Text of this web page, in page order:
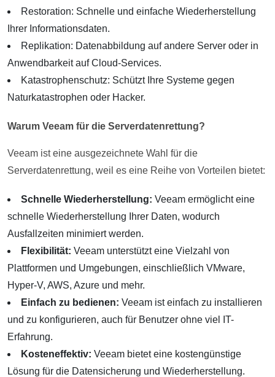
Restoration: Schnelle und einfache Wiederherstellung
Ihrer Informationsdaten.
Replikation: Datenabbildung auf andere Server oder in
Anwendbarkeit auf Cloud-Services.
Katastrophenschutz: Schützt Ihre Systeme gegen
Naturkatastrophen oder Hacker.
Warum Veeam für die Serverdatenrettung?
Veeam ist eine ausgezeichnete Wahl für die
Serverdatenrettung, weil es eine Reihe von Vorteilen bietet:
Schnelle Wiederherstellung: Veeam ermöglicht eine
schnelle Wiederherstellung Ihrer Daten, wodurch
Ausfallzeiten minimiert werden.
Flexibilität: Veeam unterstützt eine Vielzahl von
Plattformen und Umgebungen, einschließlich VMware,
Hyper-V, AWS, Azure und mehr.
Einfach zu bedienen: Veeam ist einfach zu installieren
und zu konfigurieren, auch für Benutzer ohne viel IT-
Erfahrung.
Kosteneffektiv: Veeam bietet eine kostengünstige
Lösung für die Datensicherung und Wiederherstellung.